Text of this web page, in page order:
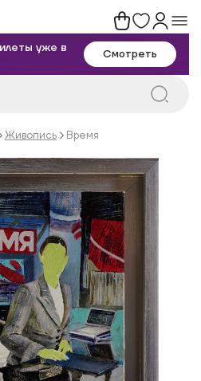
уже в
Смотреть
Живопись Время